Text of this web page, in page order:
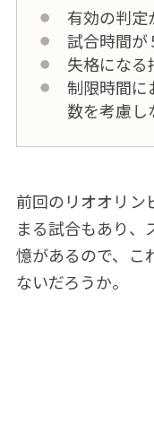
有効の判定
試合時間が
失格になる
制限時間に
数を考慮し
前回のリオオリン
まる試合もあり
憶があるので、こ
ないだろうか。